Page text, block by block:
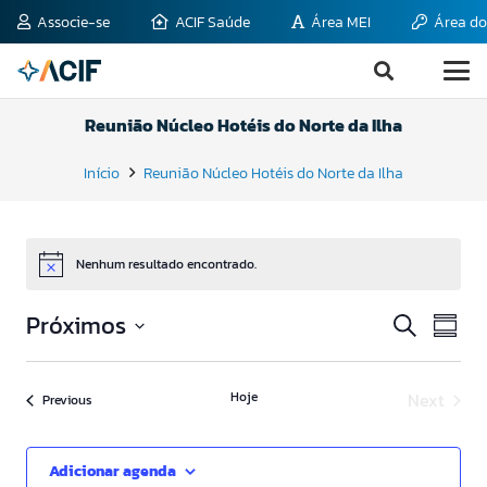
Associe-se ACIF Saúde Área MEI Área
Reunião Núcleo Hotéis do Norte da Ilha
Início Reunião Núcleo Hotéis do Norte da Ilha
Notice Nenhum resultado encontrado.
e
de
Procurar
do
Próximos
Select
Previous Hoje
Adicionar agenda